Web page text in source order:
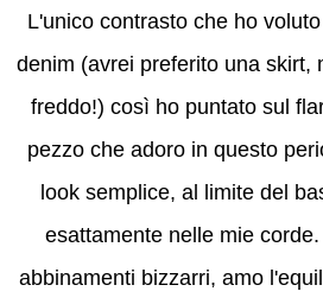
L'unico contrasto che ho
denim (avrei preferito una skirt,
freddo!) così ho puntato sul
pezzo che adoro in questo
look semplice, al limite del
esattamente nelle mie
abbinamenti bizzarri, amo